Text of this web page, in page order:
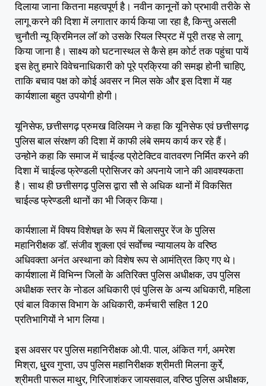
दिलाया जाना कितना महत्वपूर्ण है। नवीन कानूनों को प्रभावी तरीके से
लागू करने की दिशा में लगातार कार्य किया जा रहा है, किन्तु असली
चुनौती न्यू क्रिमिनल लॉ को उसके रियल स्प्रिट में पूरी तरह से लागू
किया जाना है। साक्ष्य को घटनास्थल से कैसे हम कोर्ट तक पहुंचा पायें
इस हेतु हमारे विवेचनाधिकारी को पूरे प्रक्रिया की समझ होनी चाहिए,
ताकि बचाव पक्ष को कोई अवसर न मिल सके और इस दिशा में यह
कार्यशाला बहुत उपयोगी होगी।
यूनिसेफ, छत्तीसगढ़ प्रुमख विलियम ने कहा कि यूनिसेफ एवं छत्तीसगढ़
पुलिस बाल संरक्षण की दिशा में काफी लंबे समय कार्य कर रहे हैं।
उन्होने कहा कि समाज में चाईल्ड प्रोटेक्टिव वातवरण निर्मित करने की
दिशा में चाईल्ड फ्रेण्डली प्रोसिजर को अपनाये जाने की आवश्यकता
है। साथ ही छत्तीसगढ़ पुलिस द्वारा सौ से अधिक थानों में विकसित
चाईल्ड फ्रेण्डली थानों का भी जिक्र किया।
कार्यशाला में विषय विशेषज्ञ के रूप में बिलासपुर रेंज के पुलिस
महानिरीक्षक डॉ. संजीव शुक्ला एवं सर्वाेच्च न्यायालय के वरिष्ठ
अधिवक्ता अनंत अस्थाना को विशेष रूप से आमंत्रित किए गए थे।
कार्यशाला में विभिन्न जिलों के अतिरिक्त पुलिस अधीक्षक, उप पुलिस
अधीक्षक स्तर के नोडल अधिकारी एवं पुलिस के अन्य अधिकारी, महिला
एवं बाल विकास विभाग के अधिकारी, कर्मचारी सहित 120
प्रतिभागियों ने भाग लिया।
इस अवसर पर पुलिस महानिरीक्षक ओ.पी. पाल, अंकित गर्ग, अमरेश
मिश्रा, धुु्रव गुप्ता, उप पुलिस महानिरीक्षक श्रीमती मिलना कुर्रे,
श्रीमती पारूल माथुर, गिरिजाशंकर जायसवाल, वरिष्ठ पुलिस अधीक्षक,